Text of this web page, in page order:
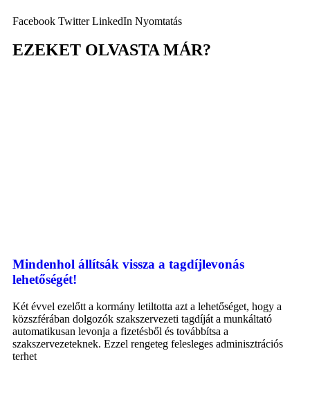
Facebook Twitter LinkedIn Nyomtatás
EZEKET OLVASTA MÁR?
Mindenhol állítsák vissza a tagdíjlevonás
lehetőségét!
Két évvel ezelőtt a kormány letiltotta azt a lehetőséget, hogy a
közszférában dolgozók szakszervezeti tagdíját a munkáltató
automatikusan levonja a fizetésből és továbbítsa a
szakszervezeteknek. Ezzel rengeteg felesleges adminisztrációs
terhet